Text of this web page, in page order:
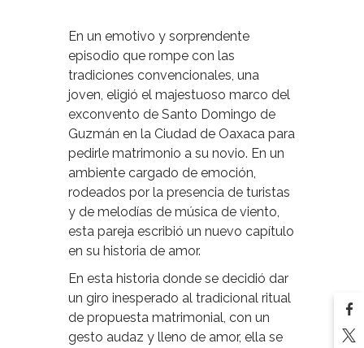
En un emotivo y sorprendente
episodio que rompe con las
tradiciones convencionales, una
joven, eligió el majestuoso marco del
exconvento de Santo Domingo de
Guzmán en la Ciudad de Oaxaca para
pedirle matrimonio a su novio. En un
ambiente cargado de emoción,
rodeados por la presencia de turistas
y de melodías de música de viento,
esta pareja escribió un nuevo capítulo
en su historia de amor.
En esta historia donde se decidió dar
un giro inesperado al tradicional ritual
de propuesta matrimonial, con un
gesto audaz y lleno de amor, ella se